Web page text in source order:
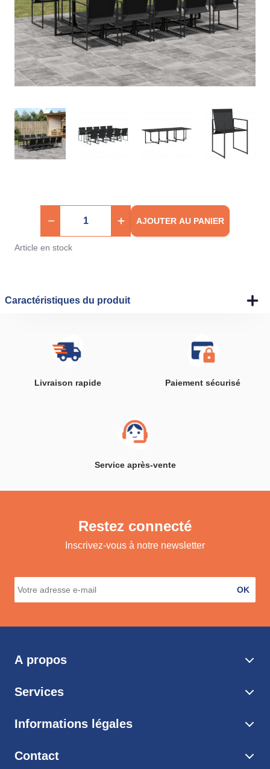
AJOUTER AU PANIER
Article en stock
Caractéristiques du produit
Livraison rapide Paiement sécurisé
Service après-vente
Restez connecté
Inscrivez-vous à notre newsletter
OK
A propos
Services
Informations légales
Contact